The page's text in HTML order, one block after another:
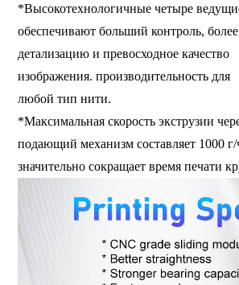
*Высокотехнологичные четыре
обеспечивают больший контроль,
детализацию и превосходное качество
изображения.производительность для
любой тип нити.
*Максимальная скорость экструзии
подающий механизм составляет 1000 г/
значительно сокращает время печати